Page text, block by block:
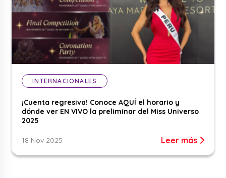
INTERNACIONALES
¡Cuenta regresiva! Conoce AQUÍ el horario y
dónde ver EN VIVO la preliminar del Miss Universo
2025
18 Nov 2025 Leer más